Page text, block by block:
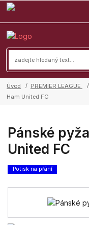
Úvod PREMIER LEAGUE
Ham United FC
Pánské
United FC
Potisk na přání